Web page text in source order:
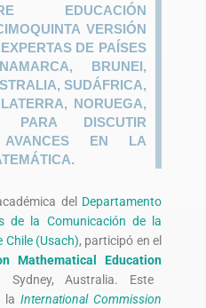
EDUCACIÓN
VERSIÓN
DE PAÍSES
BRUNEI,
SUDÁFRICA,
NORUEGA,
DISCUTIR
AVANCES EN LA
del Departamento
de la Comunicación de la
Chile (Usach), participó en el
Mathematical Education
Sydney, Australia. Este
la International Commission